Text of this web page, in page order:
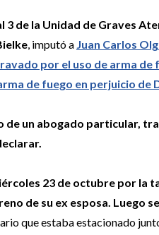
3 de la Unidad de Graves
, imputó a Juan Carlos
por el uso de arma
de fuego en perjuicio de
de un abogado particular,
23 de octubre por la
de su ex esposa. Luego
que estaba estacionado